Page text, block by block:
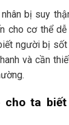
bị suy
cho cơ thể
người bị
và cần
cho ta